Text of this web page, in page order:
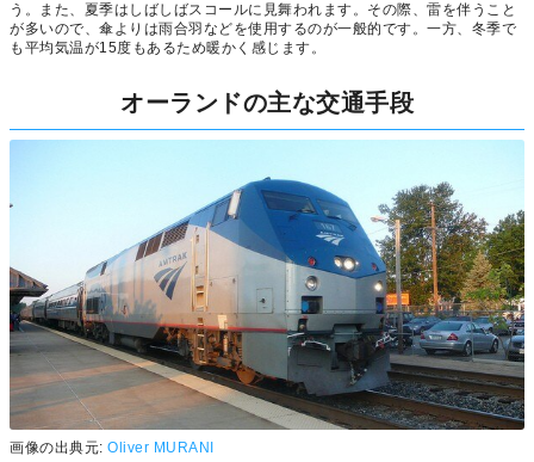
う。また、夏季はしばしばスコールに見舞われます。その際、雷を伴うこと
が多いので、傘よりは雨合羽などを使用するのが一般的です。一方、冬季で
も平均気温が15度もあるため暖かく感じます。
オーランドの主な交通手段
画像の出典元: Oliver MURANI